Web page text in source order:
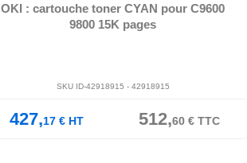
OKI : cartouche toner CYAN pour C9600
9800 15K pages
SKU ID-42918915 - 42918915
427,17€HT 512,60€TTC